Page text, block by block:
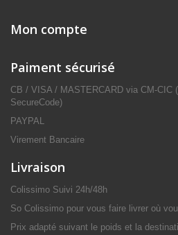
Mon compte
Paiment sécurisé
CB / VISA / MASTERCARD via CM-CIC
SecureCode)
PAYPAL
Virement Bancaire
Livraison
Colissimo Suivi 24h/48h
So Colissimo pour vous faire livrer où
Prix adapté suivant le poids et la